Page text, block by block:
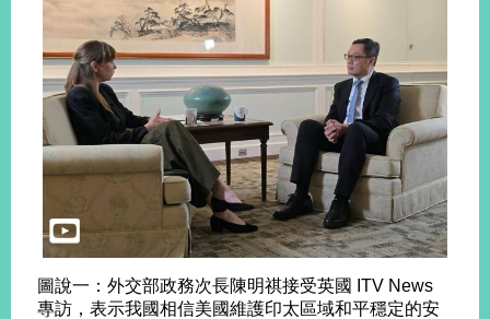
YouTube
RSS
政
府
網
站
料
開
放
宣
告
圖說一：外交部政務次長陳明祺接受英國 ITV News
專訪，表示我國相信美國維護印太區域和平穩定的安